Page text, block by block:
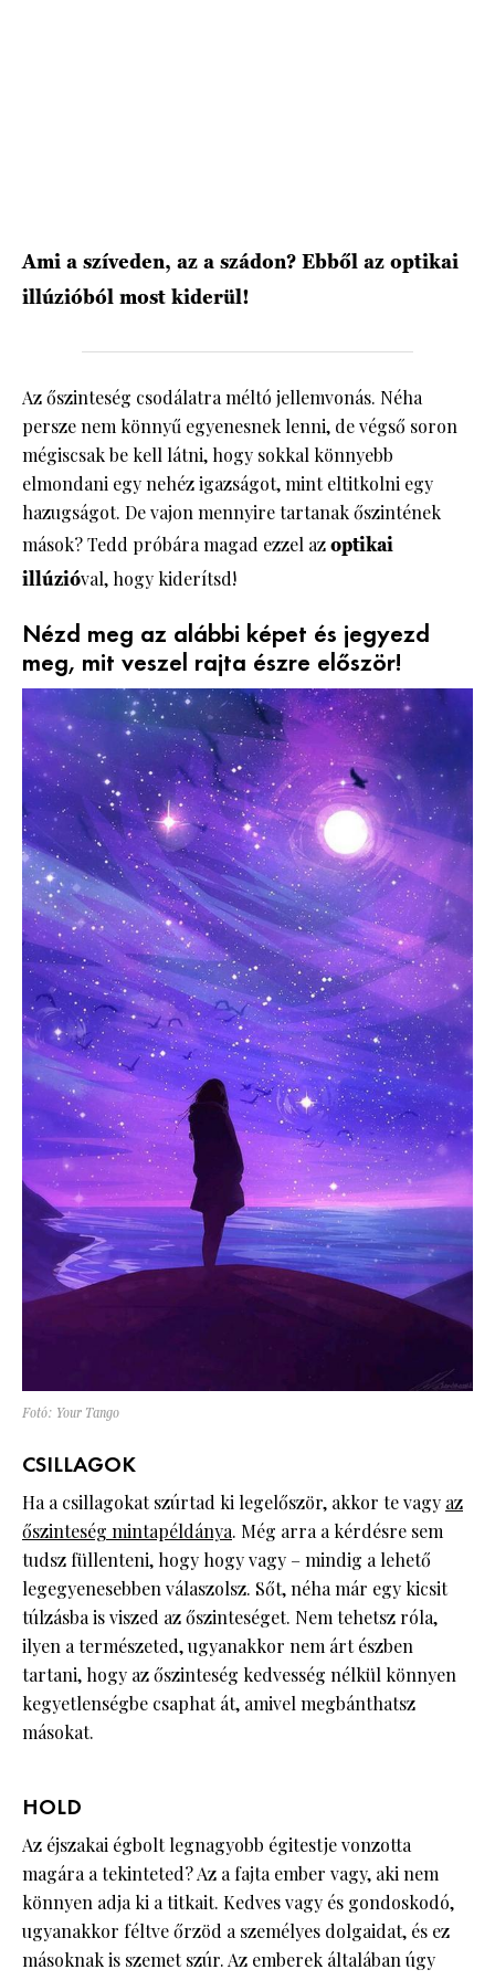
Ami a szíveden, az a szádon? Ebből az optikai
illúzióból most kiderül!
Az őszinteség csodálatra méltó jellemvonás. Néha
persze nem könnyű egyenesnek lenni, de végső soron
mégiscsak be kell látni, hogy sokkal könnyebb
elmondani egy nehéz igazságot, mint eltitkolni egy
hazugságot. De vajon mennyire tartanak őszintének
mások? Tedd próbára magad ezzel azoptikai
illúzióval, hogy kiderítsd!
Nézd meg az alábbi képet és jegyezd
meg, mit veszel rajta észre először!
Fotó: Your Tango
CSILLAGOK
Ha a csillagokat szúrtad ki legelőször, akkor te vagy az
őszinteség mintapéldánya. Még arra a kérdésre sem
tudsz füllenteni, hogy hogy vagy – mindig a lehető
legegyenesebben válaszolsz. Sőt, néha már egy kicsit
túlzásba is viszed az őszinteséget. Nem tehetsz róla,
ilyen a természeted, ugyanakkor nem árt észben
tartani, hogy az őszinteség kedvesség nélkül könnyen
kegyetlenségbe csaphat át, amivel megbánthatsz
másokat.
HOLD
Az éjszakai égbolt legnagyobb égitestje vonzotta
magára a tekinteted? Az a fajta ember vagy, aki nem
könnyen adja ki a titkait. Kedves vagy és gondoskodó,
ugyanakkor féltve őrzöd a személyes dolgaidat, és ez
másoknak is szemet szúr. Az emberek általában úgy